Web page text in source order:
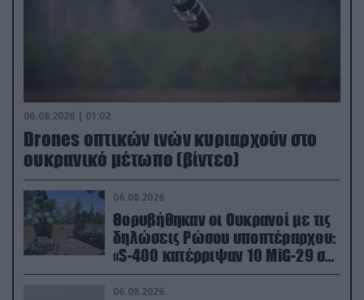
06.08.2026 | 01:02
Drones οπτικών ινών κυριαρχούν στο
ουκρανικό μέτωπο (βίντεο)
06.08.2026
Θορυβήθηκαν οι Ουκρανοί με τις
δηλώσεις Ρώσου υποπτέραρχου:
«S-400 κατέρριψαν 10 MiG-29 σε
μόλις μια μέρα!»
06.08.2026